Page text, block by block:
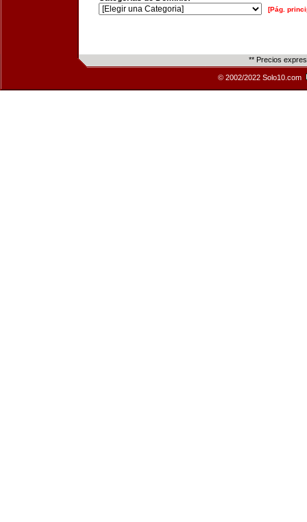
[Pág.
** Precios
© 2002/2022 Solo10.com